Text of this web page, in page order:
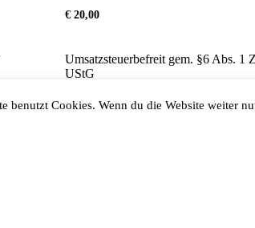
€ 20,00
Umsatzsteuerbefreit gem. §6 Abs. 1
UStG
benutzt Cookies. Wenn du die Website weiter